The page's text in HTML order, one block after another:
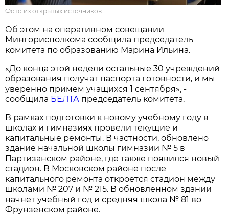
Фото из открытых источников
Об этом на оперативном совещании
Мингорисполкома сообщила председатель
комитета по образованию Марина Ильина.
«До конца этой недели остальные 30 учреждений
образования получат паспорта готовности, и мы
уверенно примем учащихся 1 сентября», -
сообщила БЕЛТА председатель комитета.
В рамках подготовки к новому учебному году в
школах и гимназиях провели текущие и
капитальные ремонты. В частности, обновлено
здание начальной школы гимназии № 5 в
Партизанском районе, где также появился новый
стадион. В Московском районе после
капитального ремонта откроется стадион между
школами № 207 и № 215. В обновленном здании
начнет учебный год и средняя школа № 81 во
Фрунзенском районе.